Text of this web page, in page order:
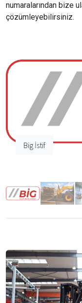
numaralarından bize
çözümleyebilirsiniz.
Big İstif